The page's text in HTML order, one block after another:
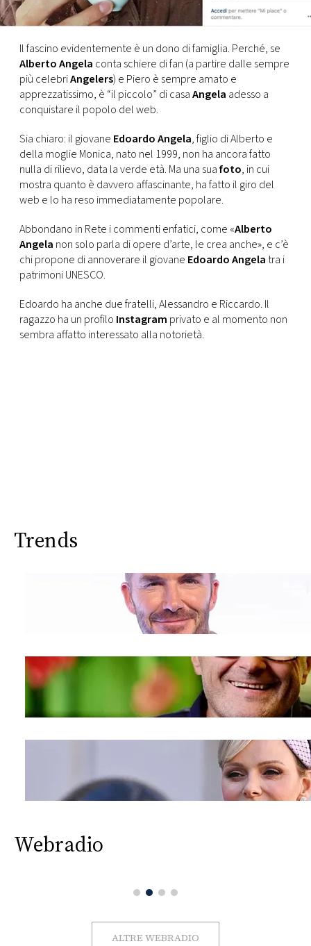
PRINCIPATO
DI
MONACO
RMC
CONSIGLIA
Il fascino evidentemente è un dono di famiglia. Perché, se
Alberto Angela conta schiere di fan (a partire dalle sempre
più celebriAngelers) e Piero è sempre amato e
apprezzatissimo, è “il piccolo” di casaAngela adesso a
conquistare il popolo del web.
Sia chiaro: il giovane Edoardo Angela, figlio di Alberto e
della moglie Monica, nato nel 1999, non ha ancora fatto
nulla di rilievo, data la verde età. Ma una suafoto, in cui
mostra quanto è davvero affascinante, ha fatto il giro del
web e lo ha reso immediatamente popolare.
Abbondano in Rete i commenti enfatici, come «Alberto
Angela non solo parla di opere d’arte, le crea anche», e c’è
chi propone di annoverare il giovane Edoardo Angela tra i
patrimoni UNESCO.
Edoardo ha anche due fratelli, Alessandro e Riccardo. Il
ragazzo ha un profilo Instagram privato e al momento non
sembra affatto interessato alla notorietà.
Trends
Webradio
ALTRE WEBRADIO